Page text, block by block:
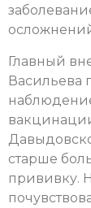
Главный
Васильева
старше
прививку.